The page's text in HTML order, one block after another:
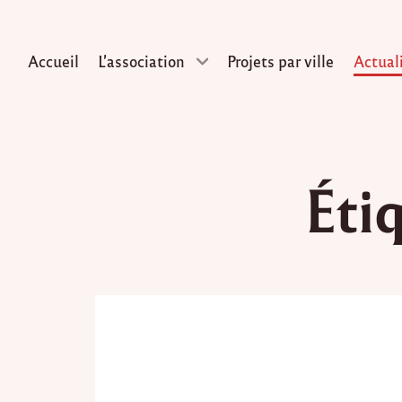
Accueil L’association Projets par ville